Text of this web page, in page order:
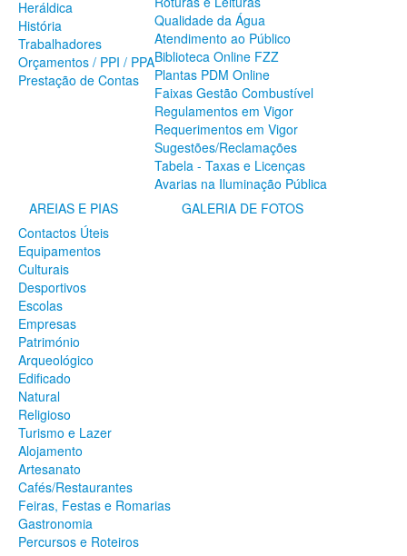
SERVIÇOS
A Minha Rua
Abastecimento de Água
Roturas e Leituras
Atendimento ao Público
Biblioteca Online FZZ
Faixas Gestão Combustível
Regulamentos em Vigor
Requerimentos em Vigor
Sugestões/Reclamações
Tabela - Taxas e Licenças
Avarias na Iluminação Pública
AREIAS E PIAS
Contactos Úteis
Equipamentos
Culturais
Desportivos
Escolas
Empresas
Património
Arqueológico
Edificado
Natural
Religioso
Turismo e Lazer
Alojamento
Artesanato
Heráldica
História
Trabalhadores
Orçamentos / PPI / PPA
Prestação de Contas
Qualidade da Água
Atendimento ao Público
Biblioteca Online FZZ
Plantas PDM Online
Faixas Gestão Combustível
Regulamentos em Vigor
Requerimentos em Vigor
Sugestões/Reclamações
Tabela - Taxas e Licenças
Avarias na Iluminação Pública
AREIAS E PIAS
Contactos Úteis
Equipamentos
Culturais
Desportivos
Escolas
Empresas
Património
Arqueológico
Edificado
Natural
Religioso
Turismo e Lazer
Alojamento
Artesanato
Cafés/Restaurantes
Feiras, Festas e Romarias
Gastronomia
Percursos e Roteiros
GALERIA DE FOTOS